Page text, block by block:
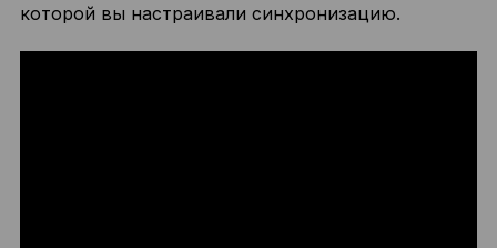
которой вы настраивали синхронизацию.